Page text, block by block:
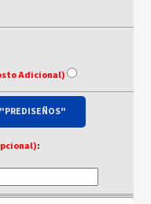
Adicional)
: